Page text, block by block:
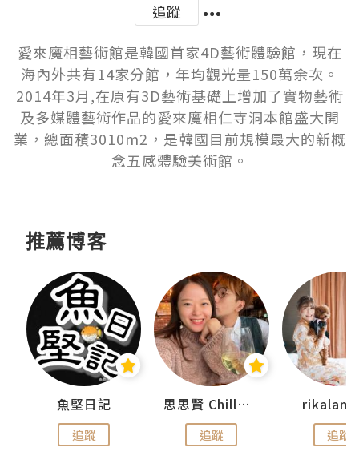
追蹤
愛來魔相藝術館是韓國首家4D藝術體驗館，現在
海內外共有14家分館，年均觀光量150萬余次。
2014年3月,在原有3D藝術基礎上增加了實物藝術
及多媒體藝術作品的愛來魔相仁寺洞本館盛大開
業，總面積3010m2，是韓國目前規模最大的新概
推薦博客
魚堅日記
追蹤
思思賢 ChillMyBabe
追蹤 追蹤